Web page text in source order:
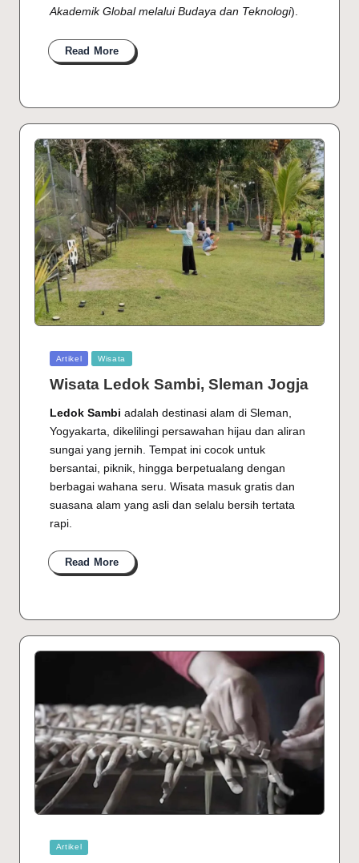
Akademik Global melalui Budaya dan Teknologi).
Read More
Posted
Artikel Wisata
Wisata Ledok Sambi, Sleman Jogja
Ledok Sambi adalah destinasi alam di Sleman,
Yogyakarta, dikelilingi persawahan hijau dan aliran
sungai yang jernih. Tempat ini cocok untuk
bersantai, piknik, hingga berpetualang dengan
berbagai wahana seru. Wisata masuk gratis dan
suasana alam yang asli dan selalu bersih tertata
rapi.
Read More
Posted
Artikel